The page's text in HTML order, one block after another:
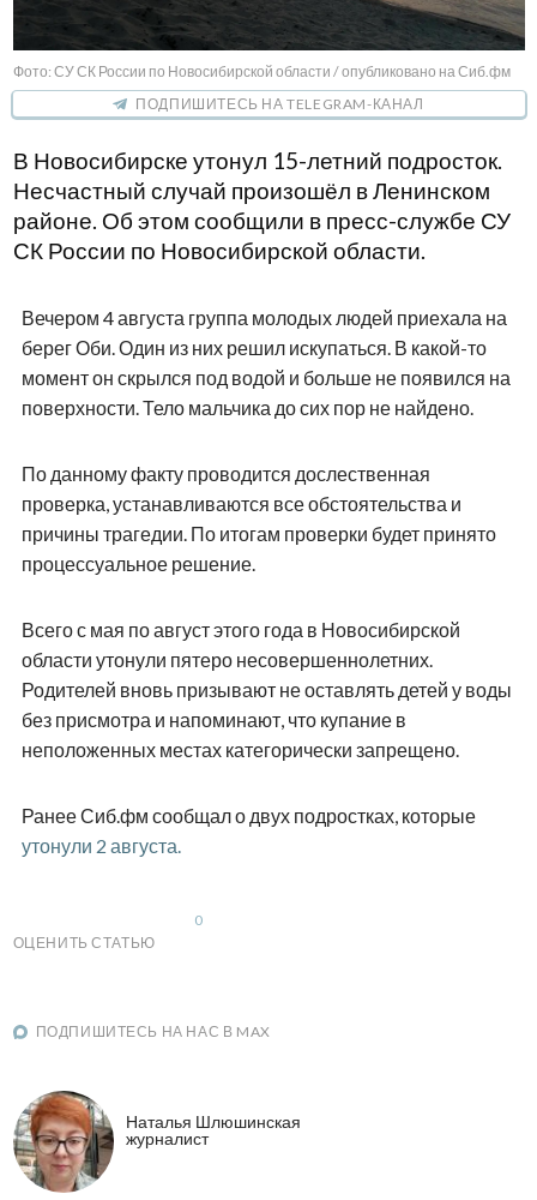
Фото: СУ СК России по Новосибирской области / опубликовано на Сиб.фм
ПОДПИШИТЕСЬ НА TELEGRAM-КАНАЛ
В Новосибирске утонул 15-летний подросток.
Несчастный случай произошёл в Ленинском
районе. Об этом сообщили в пресс-службе СУ
СК России по Новосибирской области.
Вечером 4 августа группа молодых людей приехала на
берег Оби. Один из них решил искупаться. В какой-то
момент он скрылся под водой и больше не появился на
поверхности. Тело мальчика до сих пор не найдено.
По данному факту проводится дослественная
проверка, устанавливаются все обстоятельства и
причины трагедии. По итогам проверки будет принято
процессуальное решение.
Всего с мая по август этого года в Новосибирской
области утонули пятеро несовершеннолетних.
Родителей вновь призывают не оставлять детей у воды
без присмотра и напоминают, что купание в
неположенных местах категорически запрещено.
Ранее Сиб.фм сообщал о двух подростках, которые
утонули 2 августа.
ОЦЕНИТЬ СТАТЬЮ
0
ПОДПИШИТЕСЬ НА НАС В MAX
Наталья Шлюшинская
журналист